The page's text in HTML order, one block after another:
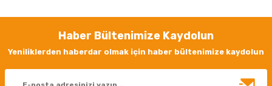
Görüş ve önerileriniz için teşekkür ederiz.
Ürün resmi kalitesiz, bozuk veya görüntülenemiyor.
Ürün bilgilerinde hatalar bulunuyor.
Haber Bültenimize Kaydolun
Yeniliklerden haberdar olmak için haber bültenimize kaydolun